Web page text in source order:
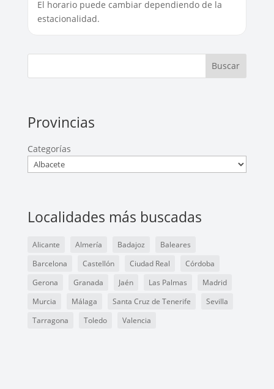
El horario puede cambiar dependiendo de la
estacionalidad.
Buscar
Provincias
Categorías
Localidades más buscadas
Alicante Almería Badajoz
Baleares
Barcelona
Castellón Ciudad Real
Córdoba
Gerona
Granada Jaén Las Palmas
Madrid
Murcia
Málaga Santa Cruz de Tenerife
Sevilla
Tarragona
Toledo Valencia